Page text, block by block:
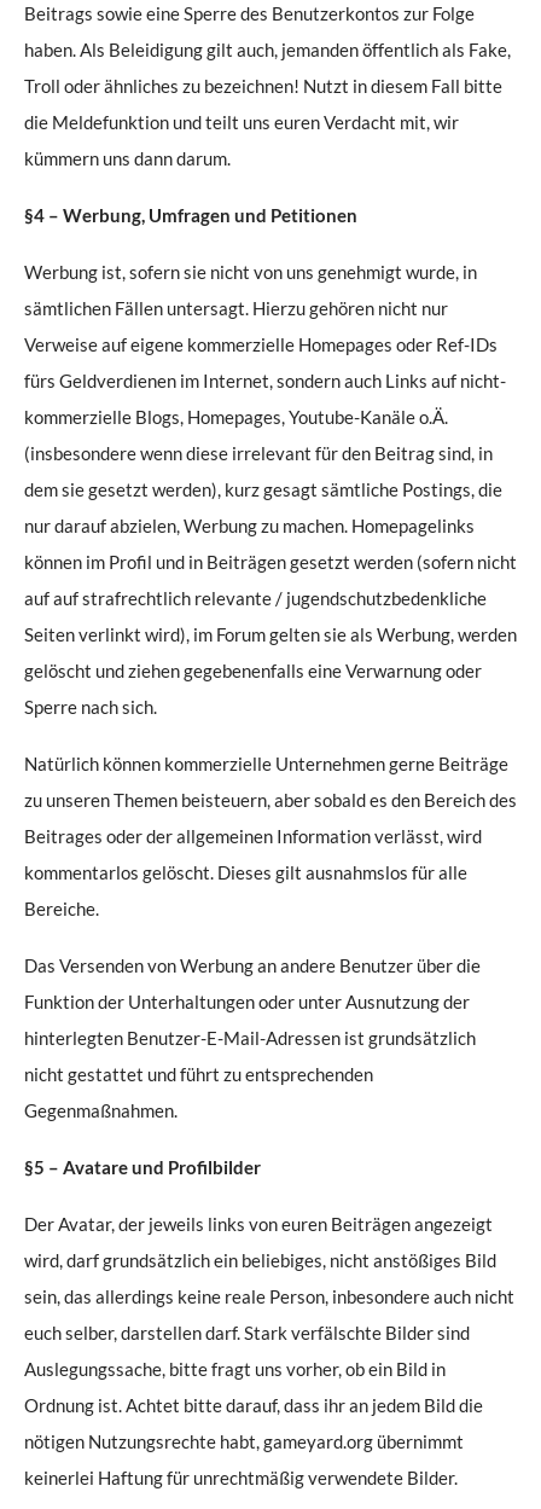
Beitrags sowie eine Sperre des Benutzerkontos zur Folge
haben. Als Beleidigung gilt auch, jemanden öffentlich als Fake,
Troll oder ähnliches zu bezeichnen! Nutzt in diesem Fall bitte
die Meldefunktion und teilt uns euren Verdacht mit, wir
kümmern uns dann darum.
§4 – Werbung, Umfragen und Petitionen
Werbung ist, sofern sie nicht von uns genehmigt wurde, in
sämtlichen Fällen untersagt. Hierzu gehören nicht nur
Verweise auf eigene kommerzielle Homepages oder Ref-IDs
fürs Geldverdienen im Internet, sondern auch Links auf nicht-
kommerzielle Blogs, Homepages, Youtube-Kanäle o.Ä.
(insbesondere wenn diese irrelevant für den Beitrag sind, in
dem sie gesetzt werden), kurz gesagt sämtliche Postings, die
nur darauf abzielen, Werbung zu machen. Homepagelinks
können im Profil und in Beiträgen gesetzt werden (sofern nicht
auf auf strafrechtlich relevante / jugendschutzbedenkliche
Seiten verlinkt wird), im Forum gelten sie als Werbung, werden
gelöscht und ziehen gegebenenfalls eine Verwarnung oder
Sperre nach sich.
Natürlich können kommerzielle Unternehmen gerne Beiträge
zu unseren Themen beisteuern, aber sobald es den Bereich des
Beitrages oder der allgemeinen Information verlässt, wird
kommentarlos gelöscht. Dieses gilt ausnahmslos für alle
Bereiche.
Das Versenden von Werbung an andere Benutzer über die
Funktion der Unterhaltungen oder unter Ausnutzung der
hinterlegten Benutzer-E-Mail-Adressen ist grundsätzlich
nicht gestattet und führt zu entsprechenden
Gegenmaßnahmen.
§5 – Avatare und Profilbilder
Der Avatar, der jeweils links von euren Beiträgen angezeigt
wird, darf grundsätzlich ein beliebiges, nicht anstößiges Bild
sein, das allerdings keine reale Person, inbesondere auch nicht
euch selber, darstellen darf. Stark verfälschte Bilder sind
Auslegungssache, bitte fragt uns vorher, ob ein Bild in
Ordnung ist. Achtet bitte darauf, dass ihr an jedem Bild die
nötigen Nutzungsrechte habt, gameyard.org übernimmt
keinerlei Haftung für unrechtmäßig verwendete Bilder.